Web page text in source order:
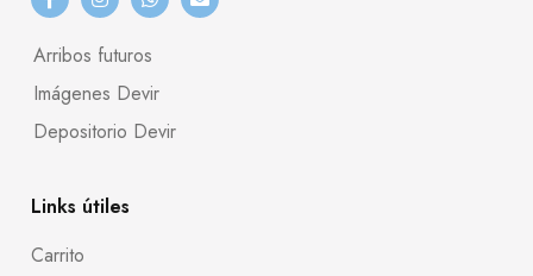
Arribos futuros
Imágenes Devir
Depositorio Devir
Links útiles
Carrito